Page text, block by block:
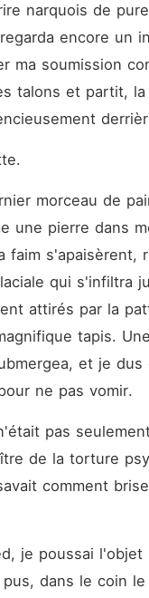
narquois de
encore un
ma soumission
talons et partit,
morceau de
une pierre dans
faim s'apaisèrent,
qui s'infiltra
attirés par la
tapis.
et je dus
ne pas vomir.
pas
de la torture
comment
je poussai l'objet
dans le coin